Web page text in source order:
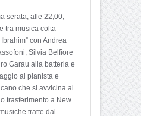
serata, alle 22,00,
tra musica colta
con Andrea
Silvia Belfiore
Garau alla batteria e
al pianista e
che si avvicina al
trasferimento a New
tratte dal